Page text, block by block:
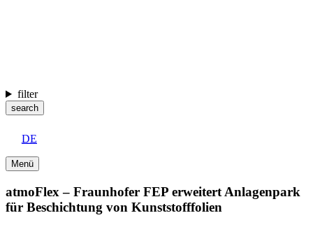
filter
search
DE
Menü
atmoFlex – Fraunhofer FEP erweitert Anlagenpark
für Beschichtung von Kunststofffolien